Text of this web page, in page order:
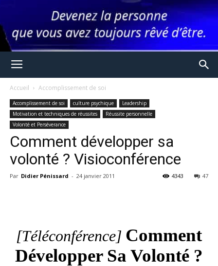
Accueil Accomplissement de soi
Accomplissement de soi culture psychique
Leadership
Motivation et techniques de réussites
Réussite personnelle
Volonté et Perséverance
Comment développer sa
volonté ? Visioconférence
Par Didier Pénissard - 24 janvier 2011 47
4343
[Téléconférence] Comment
Développer Sa Volonté ?